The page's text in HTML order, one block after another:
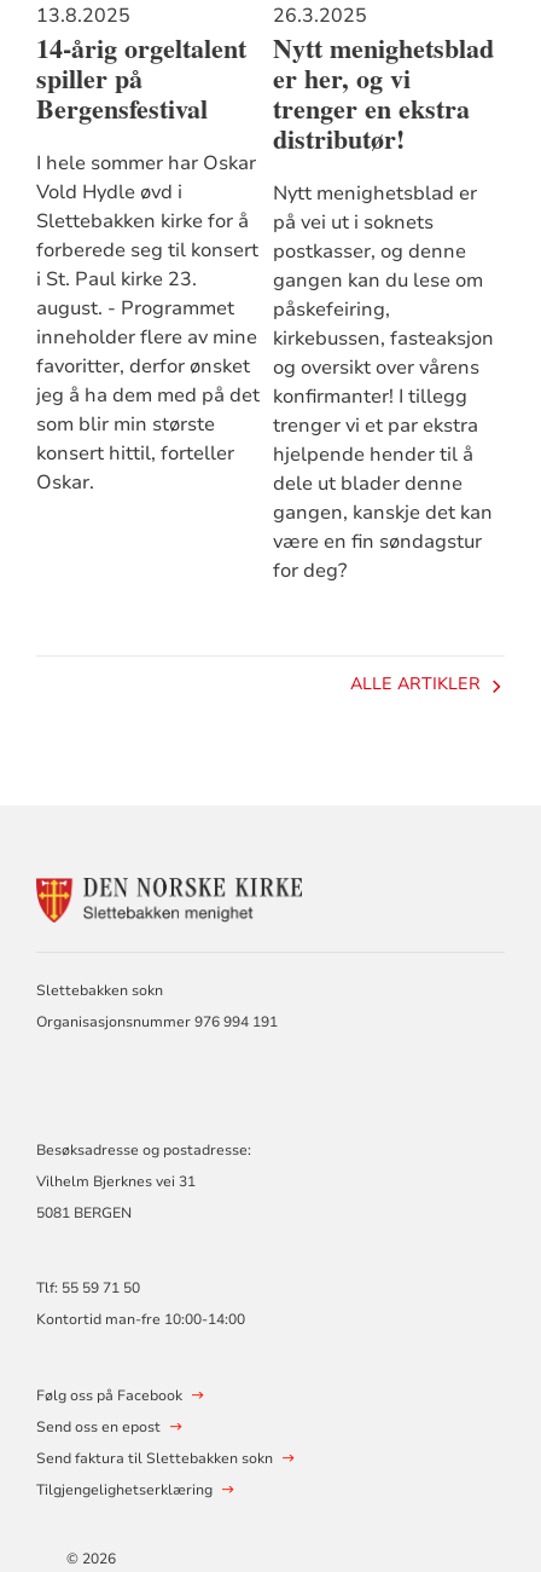
13.8.2025
14-årig orgeltalent
spiller på
Bergensfestival
I hele sommer har Oskar
Vold Hydle øvd i
Slettebakken kirke for å
forberede seg til konsert
i St. Paul kirke 23.
august. - Programmet
inneholder flere av mine
favoritter, derfor ønsket
jeg å ha dem med på det
som blir min største
konsert hittil, forteller
Oskar.
26.3.2025
Nytt menighetsblad
er her, og vi
trenger en ekstra
distributør!
Nytt menighetsblad er
på vei ut i soknets
postkasser, og denne
gangen kan du lese om
påskefeiring,
kirkebussen, fasteaksjon
og oversikt over vårens
konfirmanter! I tillegg
trenger vi et par ekstra
hjelpende hender til å
dele ut blader denne
gangen, kanskje det kan
være en fin søndagstur
for deg?
ALLE ARTIKLER
KONTAKTINFORMASJON
Slettebakken sokn
Organisasjonsnummer 976 994 191
Besøksadresse og postadresse:
Vilhelm Bjerknes vei 31
5081 BERGEN
Tlf: 55 59 71 50
Kontortid man-fre 10:00-14:00
Følg oss på Facebook
Send oss en epost
Send faktura til Slettebakken sokn
Tilgjengelighetserklæring
© 2026